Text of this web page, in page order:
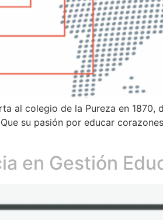
al colegio de la Pureza en
su pasión por educar
en Gestión